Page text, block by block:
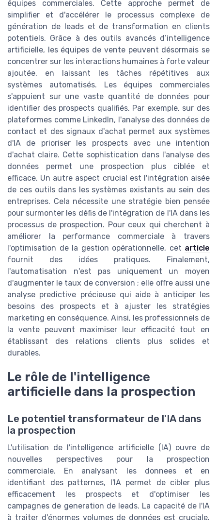
équipes commerciales. Cette approche permet de
simplifier et d'accélérer le processus complexe de
génération de leads et de transformation en clients
potentiels. Grâce à des outils avancés d’intelligence
artificielle, les équipes de vente peuvent désormais se
concentrer sur les interactions humaines à forte valeur
ajoutée, en laissant les tâches répétitives aux
systèmes automatisés. Les équipes commerciales
s'appuient sur une vaste quantité de données pour
identifier des prospects qualifiés. Par exemple, sur des
plateformes comme LinkedIn, l'analyse des données de
contact et des signaux d'achat permet aux systèmes
d'IA de prioriser les prospects avec une intention
d'achat claire. Cette sophistication dans l'analyse des
données permet une prospection plus ciblée et
efficace. Un autre aspect crucial est l'intégration aisée
de ces outils dans les systèmes existants au sein des
entreprises. Cela nécessite une stratégie bien pensée
pour surmonter les défis de l'intégration de l'IA dans les
processus de prospection. Pour ceux qui cherchent à
améliorer la performance commerciale à travers
l'optimisation de la gestion opérationnelle, cet article
fournit des idées pratiques. Finalement,
l'automatisation n'est pas uniquement un moyen
d'augmenter le taux de conversion ; elle offre aussi une
analyse predictive précieuse qui aide à anticiper les
besoins des prospects et à ajuster les stratégies
marketing en conséquence. Ainsi, les professionnels de
la vente peuvent maximiser leur efficacité tout en
établissant des relations clients plus solides et
durables.
Le rôle de l'intelligence
artificielle dans la prospection
Le potentiel transformateur de l'IA dans
la prospection
L'utilisation de l'intelligence artificielle (IA) ouvre de
nouvelles perspectives pour la prospection
commerciale. En analysant les donnees et en
identifiant des patternes, l'IA permet de cibler plus
efficacement les prospects et d'optimiser les
campagnes de generation de leads. La capacité de l'IA
à traiter d'énormes volumes de données est cruciale.